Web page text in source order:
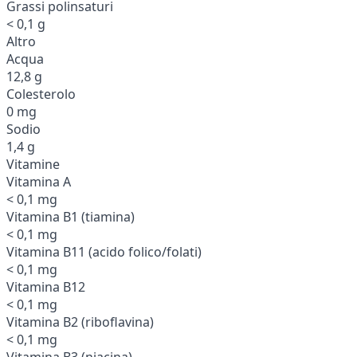
Grassi polinsaturi
< 0,1 g
Altro
Acqua
12,8 g
Colesterolo
0 mg
Sodio
1,4 g
Vitamine
Vitamina A
< 0,1 mg
Vitamina B1 (tiamina)
< 0,1 mg
Vitamina B11 (acido folico/folati)
< 0,1 mg
Vitamina B12
< 0,1 mg
Vitamina B2 (riboflavina)
< 0,1 mg